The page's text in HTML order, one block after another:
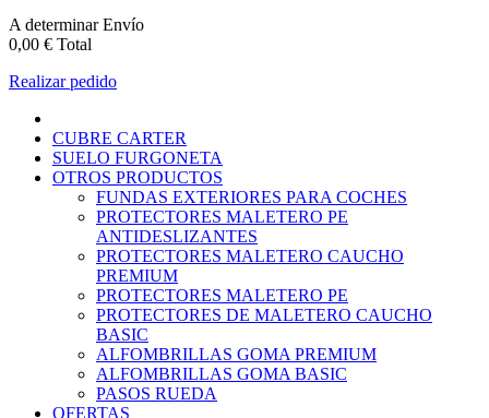
A determinarEnvío
0,00 € Total
Realizar pedido
CUBRE CARTER
SUELO FURGONETA
OTROS PRODUCTOS
FUNDAS EXTERIORES PARA COCHES
PROTECTORES MALETERO PE
ANTIDESLIZANTES
PROTECTORES MALETERO CAUCHO
PREMIUM
PROTECTORES MALETERO PE
PROTECTORES DE MALETERO CAUCHO
BASIC
ALFOMBRILLAS GOMA PREMIUM
ALFOMBRILLAS GOMA BASIC
PASOS RUEDA
OFERTAS